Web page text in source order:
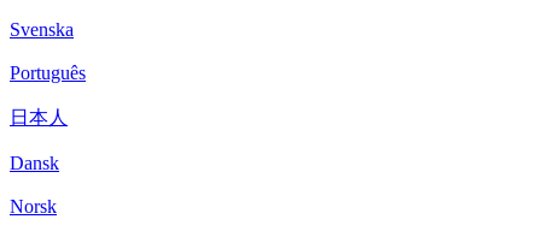
Svenska
Português
日本人
Dansk
Norsk